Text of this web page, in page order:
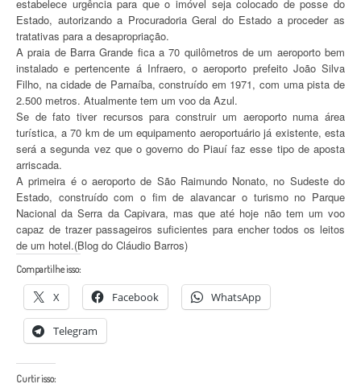
estabelece urgência para que o imóvel seja colocado de posse do
Estado, autorizando a Procuradoria Geral do Estado a proceder as
tratativas para a desapropriação.
A praia de Barra Grande fica a 70 quilômetros de um aeroporto bem
instalado e pertencente á Infraero, o aeroporto prefeito João Silva
Filho, na cidade de Parnaíba, construído em 1971, com uma pista de
2.500 metros. Atualmente tem um voo da Azul.
Se de fato tiver recursos para construir um aeroporto numa área
turística, a 70 km de um equipamento aeroportuário já existente, esta
será a segunda vez que o governo do Piauí faz esse tipo de aposta
arriscada.
A primeira é o aeroporto de São Raimundo Nonato, no Sudeste do
Estado, construído com o fim de alavancar o turismo no Parque
Nacional da Serra da Capivara, mas que até hoje não tem um voo
capaz de trazer passageiros suficientes para encher todos os leitos
de um hotel.(Blog do Cláudio Barros)
Compartilhe isso:
X Facebook WhatsApp
Telegram
Curtir isso: